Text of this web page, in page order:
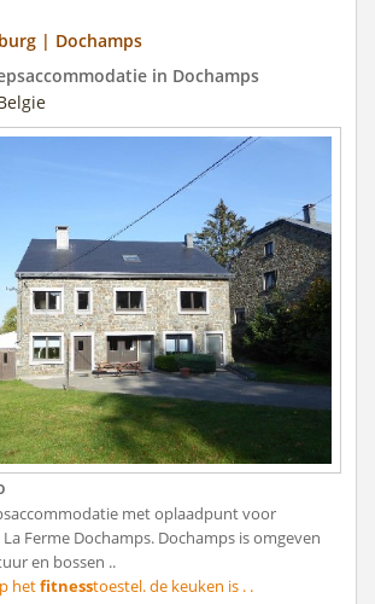
| Dochamps
in Dochamps
met oplaadpunt voor
Ferme Dochamps. Dochamps is omgeven
en bossen ..
hetfitnesstoestel. de keuken is . .